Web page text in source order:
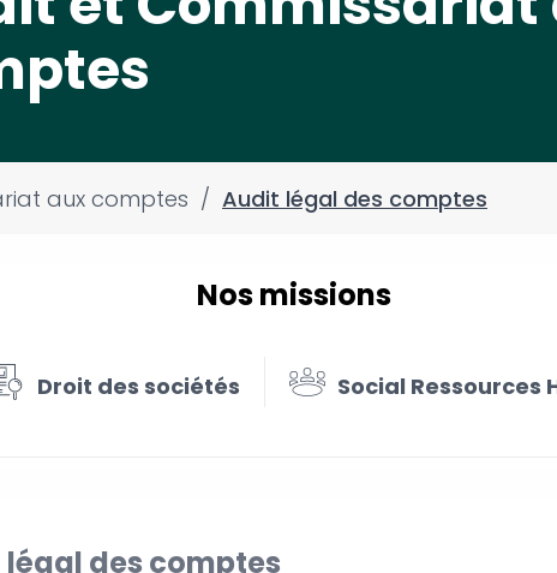
aux comptes / Audit légal des comptes
Nos missions
Droit des sociétés Social Ressources
des comptes